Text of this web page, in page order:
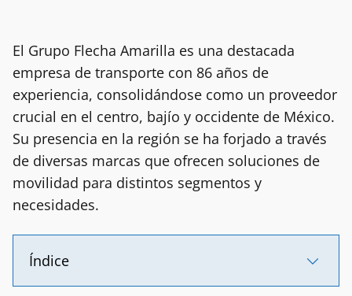
El Grupo Flecha Amarilla es una destacada
empresa de transporte con 86 años de
experiencia, consolidándose como un proveedor
crucial en el centro, bajío y occidente de México.
Su presencia en la región se ha forjado a través
de diversas marcas que ofrecen soluciones de
movilidad para distintos segmentos y
necesidades.
Índice